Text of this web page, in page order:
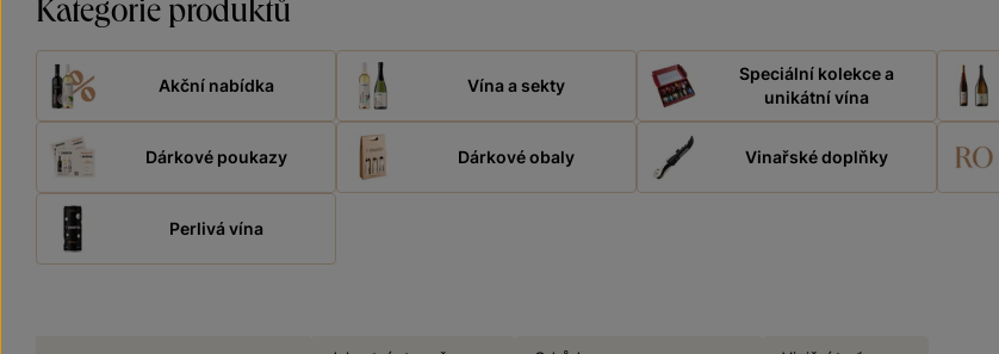
Kategorie produktů
Akční nabídka Vína a sekty
Speciální kolekce a
unikátní vína
Dárkové poukazy Dárkové obaly Vinařské doplňky
Perlivá vína